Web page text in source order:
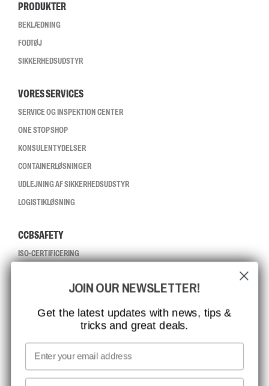
PRODUKTER
BEKLÆDNING
FODTØJ
SIKKERHEDSUDSTYR
VORES SERVICES
SERVICE OG INSPEKTION CENTER
ONE STOP SHOP
KONSULENTYDELSER
CONTAINERLØSNINGER
UDLEJNING AF SIKKERHEDSUDSTYR
LOGISTIKLØSNING
CCBSAFETY
ISO-CERTIFICERING
MISSION, VISION OG VÆRDIER
KONTAKT
JOB HOS CCBSAFETY
MEDIA
VI TAGER ANSVAR
JOIN OUR NEWSLETTER!
Get the latest updates with news, tips &
tricks and great deals.
Email
First name